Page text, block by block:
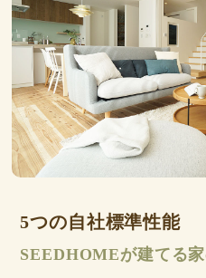
5つの自社標準性能
SEEDHOMEが建てる